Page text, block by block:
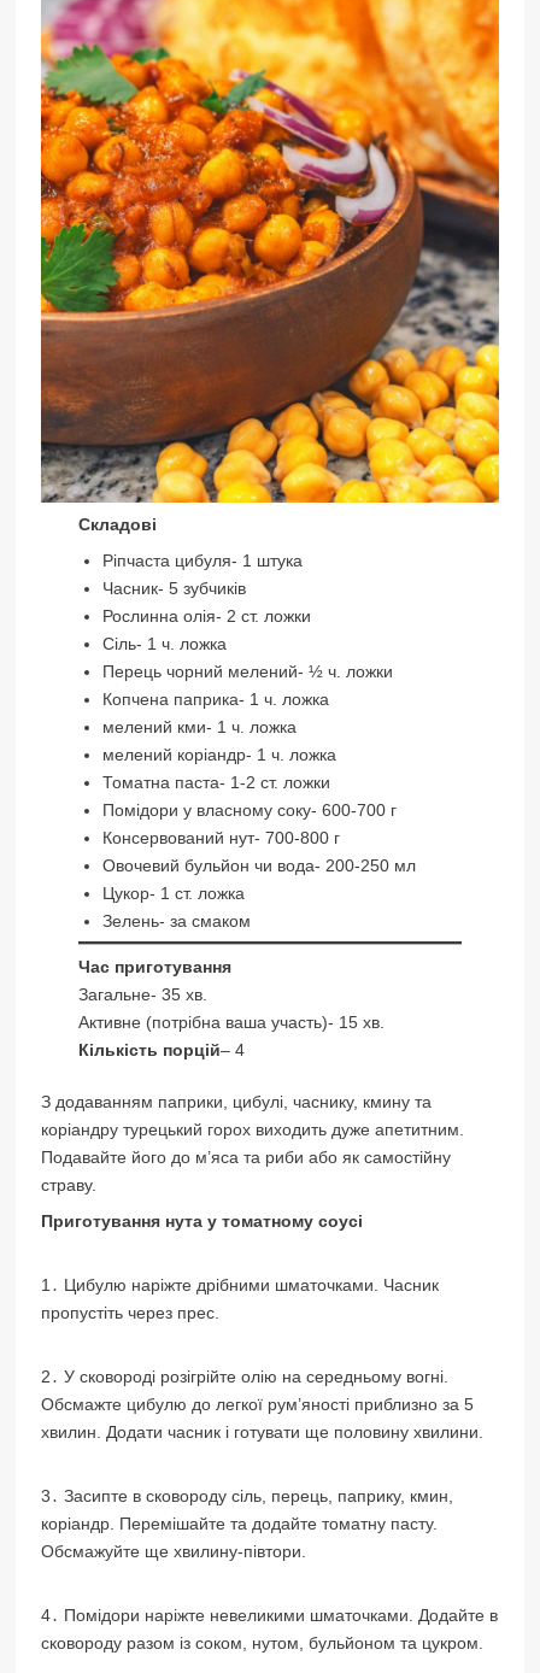
Cкладові
Ріпчаста цибуля- 1 штука
Часник- 5 зубчиків
Рослинна олія- 2 ст. ложки
Сіль- 1 ч. ложка
Перець чорний мелений- ½ ч. ложки
Копчена паприка- 1 ч. ложка
мелений кми- 1 ч. ложка
мелений коріандр- 1 ч. ложка
Томатна паста- 1-2 ст. ложки
Помідори у власному соку- 600-700 г
Консервований нут- 700-800 г
Овочевий бульйон чи вода- 200-250 мл
Цукор- 1 ст. ложка
Зелень- за смаком
Час приготування
Загальне- 35 хв.
Активне (потрібна ваша участь)- 15 хв.
Кількість порцій– 4
З додаванням паприки, цибулі, часнику, кмину та
коріандру турецький горох виходить дуже апетитним.
Подавайте його до м’яса та риби або як самостійну
страву.
Приготування нута у томатному соусі
1․ Цибулю наріжте дрібними шматочками. Часник
пропустіть через прес.
2․ У сковороді розігрійте олію на середньому вогні.
Обсмажте цибулю до легкої рум’яності приблизно за 5
хвилин. Додати часник і готувати ще половину хвилини.
3․ Засипте в сковороду сіль, перець, паприку, кмин,
коріандр. Перемішайте та додайте томатну пасту.
Обсмажуйте ще хвилину-півтори.
4․ Помідори наріжте невеликими шматочками. Додайте в
сковороду разом із соком, нутом, бульйоном та цукром.